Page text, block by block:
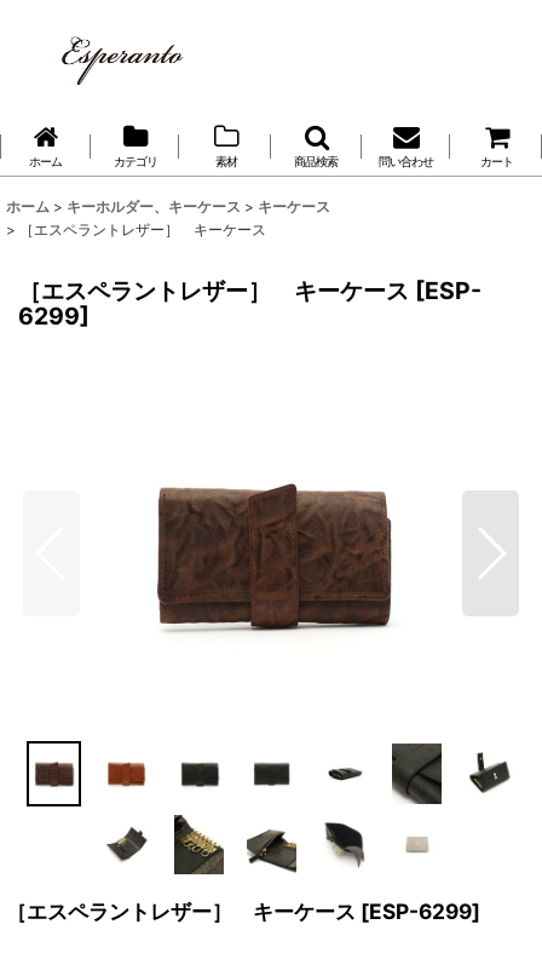
ホーム カテゴリ 素材 商品検索 問い合わせ カート
ホーム > キーホルダー、キーケース > キーケース
>
［エスペラントレザー］ キーケース
［エスペラントレザー］ キーケース [ESP-
6299]
［エスペラントレザー］ キーケース [ESP-6299]